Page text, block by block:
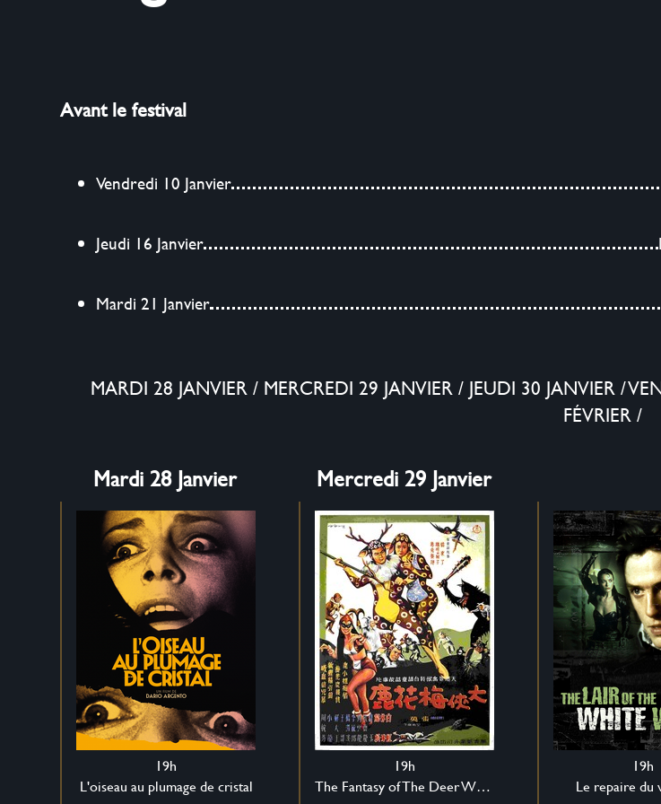
Avant le festival
Vendredi 10 Janvier
Jeudi 16 Janvier
Mardi 21 Janvier
MARDI 28 JANVIER / MERCREDI 29 JANVIER / JEUDI 30 JANVIER /
FÉVRIER /
Mardi 28 Janvier
19h
L'oiseau au plumage de cristal
Mercredi 29 Janvier
19h
The Fantasy of The Deer Warrior
19h
Le repaire du